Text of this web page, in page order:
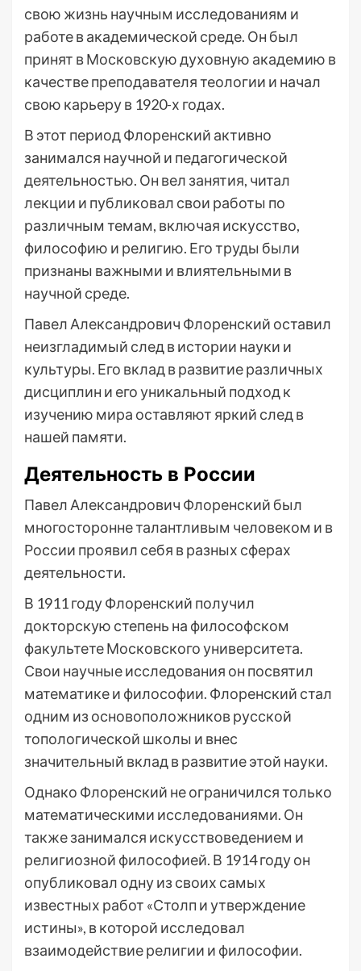
свою жизнь научным исследованиям и
работе в академической среде. Он был
принят в Московскую духовную академию в
качестве преподавателя теологии и начал
свою карьеру в 1920-х годах.
В этот период Флоренский активно
занимался научной и педагогической
деятельностью. Он вел занятия, читал
лекции и публиковал свои работы по
различным темам, включая искусство,
философию и религию. Его труды были
признаны важными и влиятельными в
научной среде.
Павел Александрович Флоренский оставил
неизгладимый след в истории науки и
культуры. Его вклад в развитие различных
дисциплин и его уникальный подход к
изучению мира оставляют яркий след в
нашей памяти.
Деятельность в России
Павел Александрович Флоренский был
многосторонне талантливым человеком и в
России проявил себя в разных сферах
деятельности.
В 1911 году Флоренский получил
докторскую степень на философском
факультете Московского университета.
Свои научные исследования он посвятил
математике и философии. Флоренский стал
одним из основоположников русской
топологической школы и внес
значительный вклад в развитие этой науки.
Однако Флоренский не ограничился только
математическими исследованиями. Он
также занимался искусствоведением и
религиозной философией. В 1914 году он
опубликовал одну из своих самых
известных работ «Столп и утверждение
истины», в которой исследовал
взаимодействие религии и философии.